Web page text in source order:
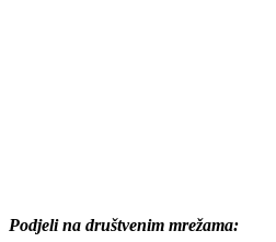
Podjeli na društvenim mrežama: